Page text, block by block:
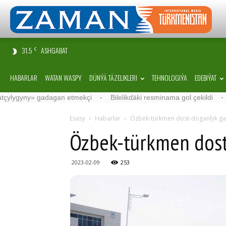
31.5 C ASHGABAT
HABARLAR WATAN WASPY DÜNÝÄ TÄZELIKLERI TEHNOLOGIÝA EDEBIÝAT
etmekçi · Bilelikdäki resminama gol çekildi ·
Esasy Habarlar Özbek-türkmen dost-doganlyk
Özbek-türkmen
2023-02-09 253